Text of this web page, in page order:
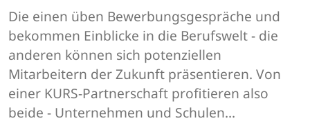
Die einen üben Bewerbungsgespräche und
bekommen Einblicke in die Berufswelt - die
anderen können sich potenziellen
Mitarbeitern der Zukunft präsentieren. Von
einer KURS-Partnerschaft profitieren also
beide - Unternehmen und Schulen...